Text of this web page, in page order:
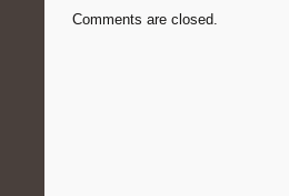
Comments are closed.